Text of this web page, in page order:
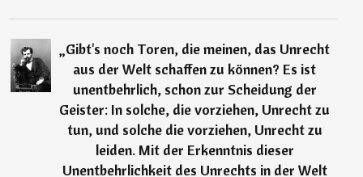
„Gibt's noch Toren, die meinen, das Unrecht
aus der Welt schaffen zu können? Es ist
unentbehrlich, schon zur Scheidung der
Geister: In solche, die vorziehen, Unrecht zu
tun, und solche die vorziehen, Unrecht zu
leiden. Mit der Erkenntnis dieser
Unentbehrlichkeit des Unrechts in der Welt